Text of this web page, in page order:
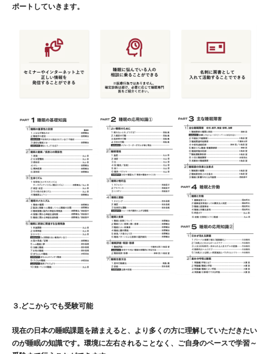
ポートしていきます。
３.どこからでも受験可能
現在の日本の睡眠課題を踏まえると、より多くの方に理解していただきたい
のが睡眠の知識です。環境に左右されることなく、ご自身のペースで学習～